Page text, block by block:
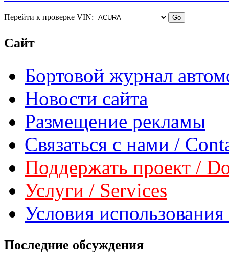
Перейти к проверке VIN:
Сайт
Бортовой журнал
Новости сайта
Размещение рекламы
Связаться с нами /
Поддержать проект /
Услуги / Services
Условия
Последние обсуждения